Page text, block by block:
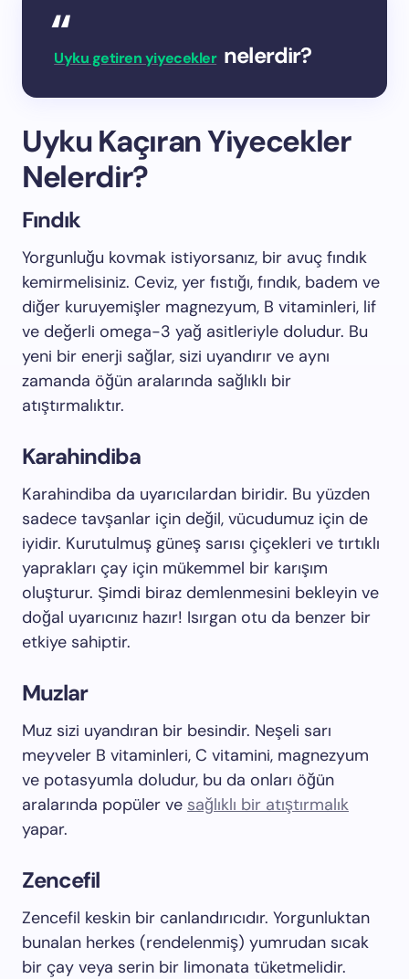
Uyku getiren yiyecekler nelerdir?
Uyku Kaçıran Yiyecekler
Nelerdir?
Fındık
Yorgunluğu kovmak istiyorsanız, bir avuç fındık
kemirmelisiniz. Ceviz, yer fıstığı, fındık, badem ve
diğer kuruyemişler magnezyum, B vitaminleri, lif
ve değerli omega-3 yağ asitleriyle doludur. Bu
yeni bir enerji sağlar, sizi uyandırır ve aynı
zamanda öğün aralarında sağlıklı bir
atıştırmalıktır.
Karahindiba
Karahindiba da uyarıcılardan biridir. Bu yüzden
sadece tavşanlar için değil, vücudumuz için de
iyidir. Kurutulmuş güneş sarısı çiçekleri ve tırtıklı
yaprakları çay için mükemmel bir karışım
oluşturur. Şimdi biraz demlenmesini bekleyin ve
doğal uyarıcınız hazır! Isırgan otu da benzer bir
etkiye sahiptir.
Muzlar
Muz sizi uyandıran bir besindir. Neşeli sarı
meyveler B vitaminleri, C vitamini, magnezyum
ve potasyumla doludur, bu da onları öğün
aralarında popüler ve sağlıklı bir atıştırmalık
yapar.
Zencefil
Zencefil keskin bir canlandırıcıdır. Yorgunluktan
bunalan herkes (rendelenmiş) yumrudan sıcak
bir çay veya serin bir limonata tüketmelidir.